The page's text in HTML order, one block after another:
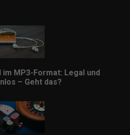
im MP3-Format: Legal und
– Geht das?